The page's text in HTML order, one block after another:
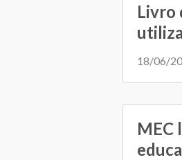
Livro
18/06/
MEC